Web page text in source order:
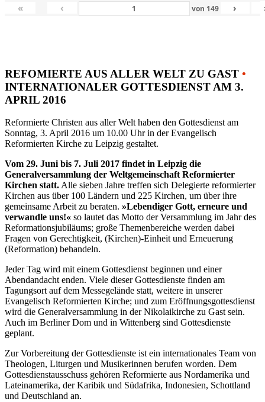
«
‹ von 149 ›
REFOMIERTE AUS ALLER WELT ZU GAST •
INTERNATIONALER GOTTESDIENST AM 3.
APRIL 2016
Reformierte Christen aus aller Welt haben den Gottesdienst am
Sonntag, 3. April 2016 um 10.00 Uhr in der Evangelisch
Reformierten Kirche zu Leipzig gestaltet.
Vom 29. Juni bis 7. Juli 2017 findet in Leipzig die
Generalversammlung der Weltgemeinschaft Reformierter
Kirchen statt.Alle sieben Jahre treffen sich Delegierte reformierter
Kirchen aus über 100 Ländern und 225 Kirchen, um über ihre
gemeinsame Arbeit zu beraten. »Lebendiger Gott, erneure und
verwandle uns!« so lautet das Motto der Versammlung im Jahr des
Reformationsjubiläums; große Themenbereiche werden dabei
Fragen von Gerechtigkeit, (Kirchen)-Einheit und Erneuerung
(Reformation) behandeln.
Jeder Tag wird mit einem Gottesdienst beginnen und einer
Abendandacht enden. Viele dieser Gottesdienste finden am
Tagungsort auf dem Messegelände statt, weitere in unserer
Evangelisch Reformierten Kirche; und zum Eröffnungsgottesdienst
wird die Generalversammlung in der Nikolaikirche zu Gast sein.
Auch im Berliner Dom und in Wittenberg sind Gottesdienste
geplant.
Zur Vorbereitung der Gottesdienste ist ein internationales Team von
Theologen, Liturgen und Musikerinnen berufen worden. Dem
Gottesdienstausschuss gehören Reformierte aus Nordamerika und
Lateinamerika, der Karibik und Südafrika, Indonesien, Schottland
und Deutschland an.